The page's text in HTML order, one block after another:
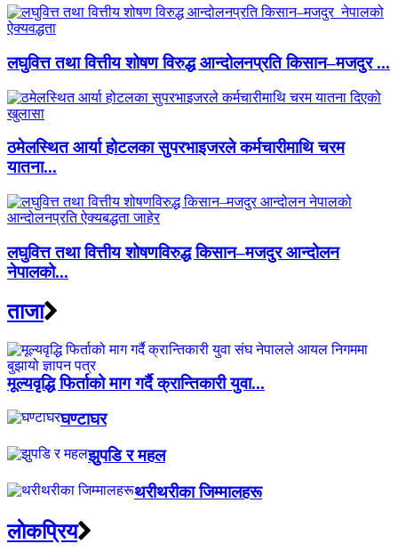
लघुवित्त तथा वित्तीय शोषण विरुद्ध आन्दोलनप्रति किसान–मजदुर ...
ठमेलस्थित आर्या होटलका सुपरभाइजरले कर्मचारीमाथि चरम
यातना...
लघुवित्त तथा वित्तीय शोषणविरुद्ध किसान–मजदुर आन्दोलन
नेपालको...
ताजा
मूल्यवृद्धि फिर्ताको माग गर्दै क्रान्तिकारी युवा...
घण्टाघर
झुपडि र महल
थरीथरीका जिम्मालहरू
लाेकप्रिय